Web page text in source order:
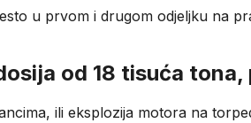
u prvom i drugom odjeljku na
od 18 tisuća
ili eksplozija motora na